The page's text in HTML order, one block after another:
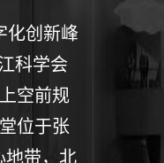
化创新峰
科学会
空前规
位于张
地带，北